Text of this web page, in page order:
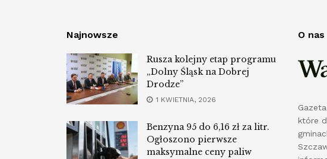
Najnowsze
Rusza kolejny etap programu
„Dolny Śląsk na Dobrej
Drodze”
1 KWIETNIA, 2026
Benzyna 95 do 6,16 zł za litr.
Ogłoszono pierwsze
maksymalne ceny paliw
O nas
które